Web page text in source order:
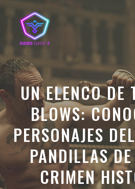
Saltar
contenido
UN ELENCO DE
BLOWS:
PERSONAJES
PANDILLAS
CRIMEN